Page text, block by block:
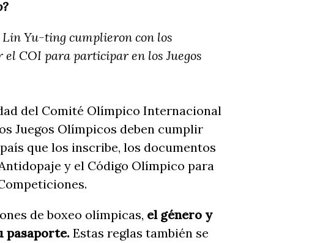
Yu-ting cumplieron con los
COI para participar en los Juegos
del Comité Olímpico Internacional
Juegos Olímpicos deben cumplir
que los inscribe, los documentos
y el Código Olímpico para
de boxeo olímpicas, el género y
pasaporte. Estas reglas también se